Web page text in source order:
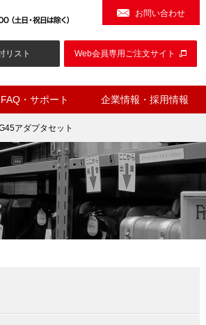
お問い合わせ
リスト Web会員専用ご注文サイト
FAQ・サポート 企業情報・採用情報
アダプタセット